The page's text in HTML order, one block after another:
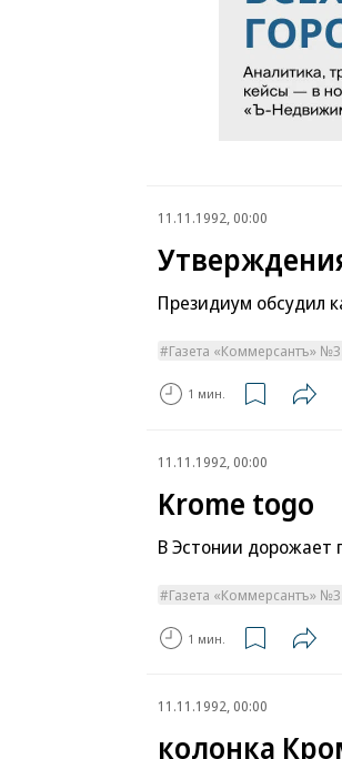
11.11.1992, 00:00
Президиум обсудил
Газета «Коммерсантъ»
1 мин.
11.11.1992, 00:00
Krome togo
В Эстонии дорожает
Газета «Коммерсантъ»
1 мин.
11.11.1992, 00:00
колонка